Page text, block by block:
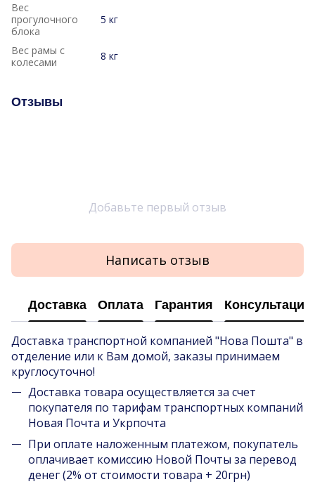
Вес
прогулочного
блока
5 кг
Вес рамы с
колесами
8 кг
Отзывы
Добавьте первый отзыв
Написать отзыв
Доставка Оплата Гарантия Консультация
Доставка транспортной компанией "Нова Пошта" в
отделение или к Вам домой, заказы принимаем
круглосуточно!
Доставка товара осуществляется за счет
покупателя по тарифам транспортных компаний
Новая Почта и Укрпочта
При оплате наложенным платежом, покупатель
оплачивает комиссию Новой Почты за перевод
денег (2% от стоимости товара + 20грн)